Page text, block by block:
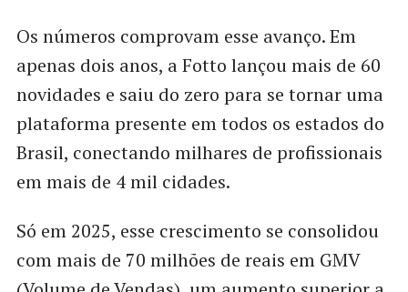
Os números comprovam esse avanço. Em
apenas dois anos, a Fotto lançou mais de 60
novidades e saiu do zero para se tornar uma
plataforma presente em todos os estados do
Brasil, conectando milhares de profissionais
em mais de 4 mil cidades.
Só em 2025, esse crescimento se consolidou
com mais de 70 milhões de reais em GMV